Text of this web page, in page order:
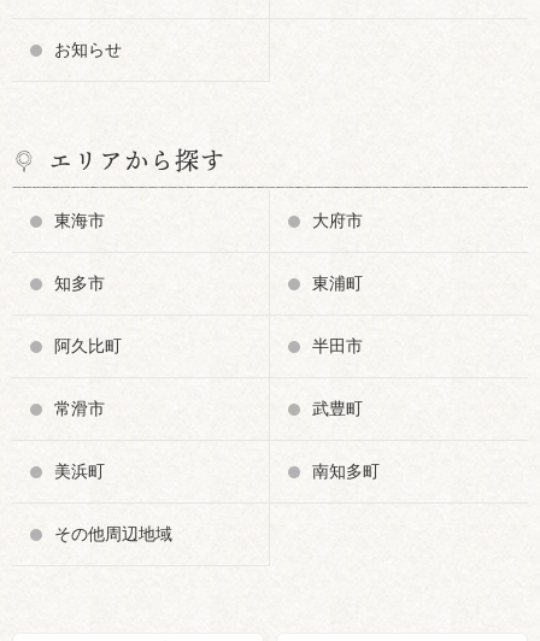
お知らせ
エリアから探す
東海市 大府市
知多市 東浦町
阿久比町 半田市
常滑市 武豊町
美浜町 南知多町
その他周辺地域